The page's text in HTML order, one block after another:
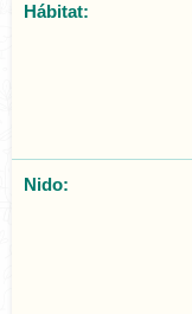
Hábitat:
Nido: